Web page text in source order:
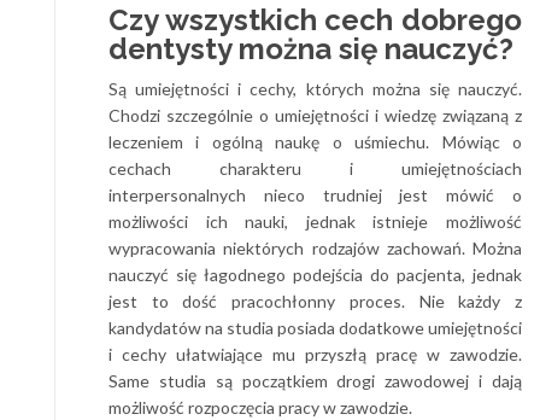
Czy wszystkich cech dobrego
dentysty można się nauczyć?
Są umiejętności i cechy, których można się nauczyć.
Chodzi szczególnie o umiejętności i wiedzę związaną z
leczeniem i ogólną naukę o uśmiechu. Mówiąc o
cechach charakteru i umiejętnościach
interpersonalnych nieco trudniej jest mówić o
możliwości ich nauki, jednak istnieje możliwość
wypracowania niektórych rodzajów zachowań. Można
nauczyć się łagodnego podejścia do pacjenta, jednak
jest to dość pracochłonny proces. Nie każdy z
kandydatów na studia posiada dodatkowe umiejętności
i cechy ułatwiające mu przyszłą pracę w zawodzie.
Same studia są początkiem drogi zawodowej i dają
możliwość rozpoczęcia pracy w zawodzie.